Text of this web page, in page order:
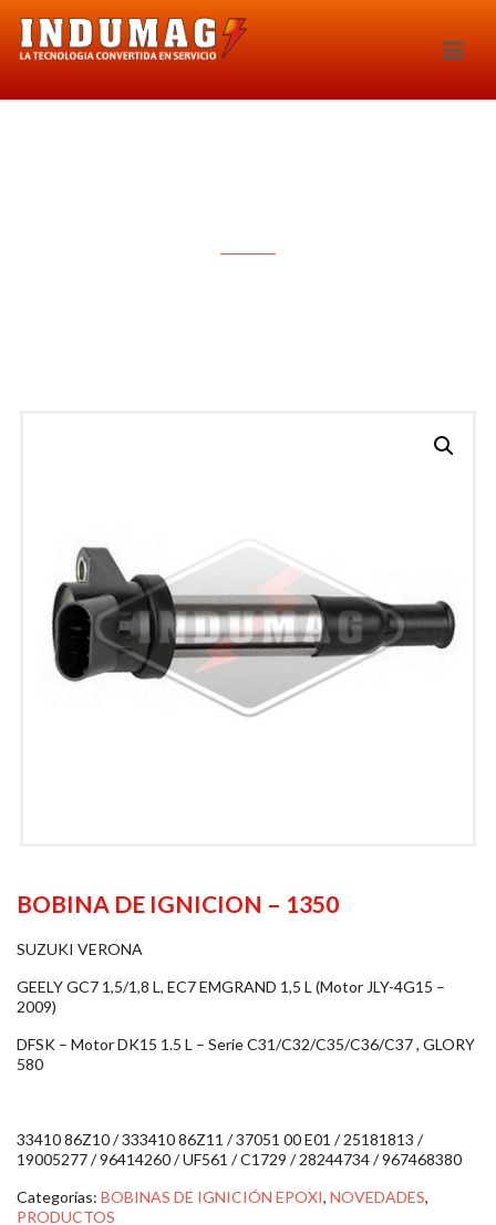
BOBINA DE IGNICION – 1350
SUZUKI VERONA
GEELY GC7 1,5/1,8 L, EC7 EMGRAND 1,5 L (Motor JLY-4G15 –
2009)
DFSK – Motor DK15 1.5 L – Serie C31/C32/C35/C36/C37 , GLORY
580
33410 86Z10 / 333410 86Z11 / 37051 00 E01 / 25181813 /
19005277 / 96414260 / UF561 / C1729 / 28244734 / 967468380
Categorías: BOBINAS DE IGNICIÓN EPOXI, NOVEDADES,
PRODUCTOS